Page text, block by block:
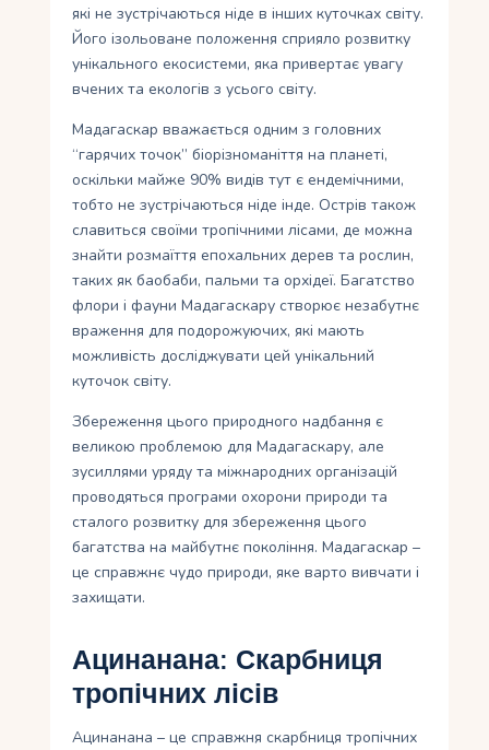
які не зустрічаються ніде в інших куточках світу.
Його ізольоване положення сприяло розвитку
унікального екосистеми, яка привертає увагу
вчених та екологів з усього світу.
Мадагаскар вважається одним з головних
“гарячих точок” біорізноманіття на планеті,
оскільки майже 90% видів тут є ендемічними,
тобто не зустрічаються ніде інде. Острів також
славиться своїми тропічними лісами, де можна
знайти розмаїття епохальних дерев та рослин,
таких як баобаби, пальми та орхідеї. Багатство
флори і фауни Мадагаскару створює незабутнє
враження для подорожуючих, які мають
можливість досліджувати цей унікальний
куточок світу.
Збереження цього природного надбання є
великою проблемою для Мадагаскару, але
зусиллями уряду та міжнародних організацій
проводяться програми охорони природи та
сталого розвитку для збереження цього
багатства на майбутнє покоління. Мадагаскар –
це справжнє чудо природи, яке варто вивчати і
захищати.
Ацинанана: Скарбниця
тропічних лісів
Ацинанана – це справжня скарбниця тропічних